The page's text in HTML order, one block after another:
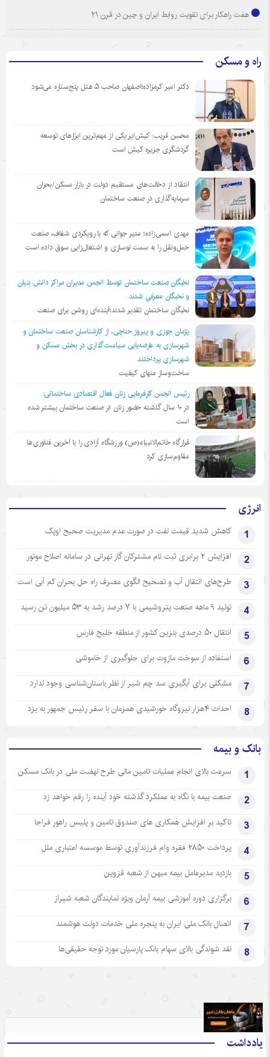
هفت راهکار برای تقویت روابط ایران و چین در قرن ۲۱
راه و مسکن
دکتر امیر کرمزاده؛اصفهان صاحب ۵ هتل پنج‌ستاره می‌شود
محسن قریب: کیش‌ایر یکی از مهم‌ترین ابزارهای توسعه
گردشگری جزیره کیش است
انتقاد از دخالت‌های مستقیم دولت در بازار مسکن/بحران
سرمایه‌گذاری در صنعت ساختمان
مهدی اسمی‌زاده؛ مدیر جوانی که با رویکردی شفاف، صنعت
حمل‌ونقل را به سمت نوسازی و اشتغال‌زایی سوق داده است
نخبگان صنعت ساختمان توسط انجمن مديران مراكز دانش بنيان
و نخبگان معرفي شدند
نخبگان ساختمان تقدیر شدند؛آینده‌ای روشن برای صنعت
پژمان جوزی و پیروز حناچی، از کارشناسان صنعت ساختمان و
شهرسازی به عارضه‌یابی سیاست‌گذاری در بخش مسکن و
شهرسازی پرداختند
ساخت‌وساز منهای کیفیت
رئیس انجمن کارفرمایی زنان فعال اقتصادی ساختمانی:
در ١٠ سال گذشته حضور زنان در صنعت ساختمان بیشتر شده
است
قرارگاه خاتم‌الانبیاء(ص) ورزشگاه آزادی را با آخرین فناوری‌ها
مقاوم‌سازی کرد
انرژی
1 کاهش شدید قیمت نفت در صورت عدم مدیریت صحیح اوپک
2 افزایش ۲ برابری ثبت نام مشترکان گاز تهرانی‌ در سامانه اصلاح موتور
3 طرح‌های انتقال آب و تصحیح الگوی مصرف راه حل بحران کم آبی است
4 تولید ۹ ماهه صنعت پتروشیمی با ۷ درصد رشد به ۵۳ میلیون تن رسید
5 انتقال ۵۰ درصدی بنزین کشور از منطقه خلیج فارس
6 استفاده از سوخت مازوت برای جلوگیری از خاموشی
7 مشکلی برای آبگیری سد چم شیر از نظر باستان‌شناسی وجود ندارد
8 احداث ۴هزار نیروگاه خورشیدی همزمان با سفر رئیس جمهور به یزد
بانک و بیمه
1 سرعت بالای انجام عملیات تامین مالی طرح نهضت ملی در بانک مسکن
2 صنعت بیمه با نگاه به عملکرد گذشته خود آینده را رقم خواهد زد
3 تاکید بر افزایش همکاری های صندوق تامین و پلیس راهور فراجا
4 پرداخت ۲۸۵۰ فقره وام فرزندآوری توسط موسسه اعتباری ملل
5 بازدید مدیرعامل بیمه میهن از شعبه قزوین
6 برگزاری دوره آموزشی بیمه آرمان ویژه نمایندگان شعبه شیراز
7 اتصال بانک ملی ایران به پنجره ملی خدمات دولت هوشمند
8 نقد شوندگی بالای سهام بانک پارسیان مورد توجه حقیقی‌ها
یادداشت
.